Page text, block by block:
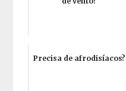
Precisa de afrodisíacos?